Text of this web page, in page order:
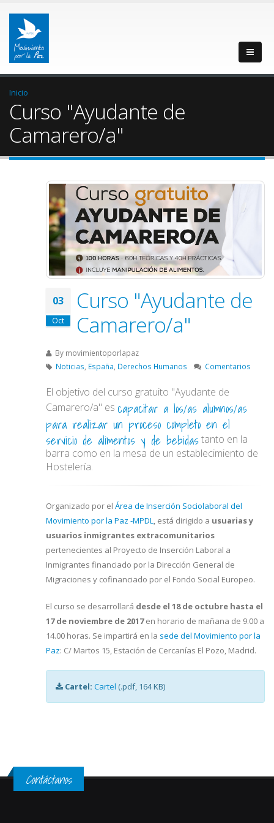
Inicio
Curso "Ayudante de
Camarero/a"
03
Oct
Curso "Ayudante de
Camarero/a"
By movimientoporlapaz
Noticias España Derechos Humanos Comentarios
El objetivo del curso gratuito "Ayudante de
Camarero/a" es capacitar a los/as alumnos/as
para realizar un proceso completo en el
servicio de alimentos y de bebidastanto en la
barra como en la mesa de un establecimiento de
Hostelería.
Organizado por el Área de Inserción Sociolaboral del
Movimiento por la Paz -MPDL
, está dirigido a usuarias y
usuarios inmigrantes extracomunitarios
pertenecientes al Proyecto de Inserción Laboral a
Inmigrantes financiado por la Dirección General de
Migraciones y cofinanciado por el Fondo Social Europeo.
El curso se desarrollará desde el 18 de octubre hasta el
17 de noviembre de 2017en horario de mañana de 9.00 a
14.00 horas. Se impartirá en la sede del Movimiento por la
Paz: C/ Martos 15, Estación de Cercanías El Pozo, Madrid.
Cartel: Cartel (.pdf, 164 KB)
Contáctanos